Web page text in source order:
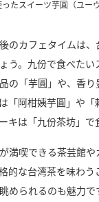
たスイーツ芋圓（ユーウ
のカフェタイムは、
う。九份で食べたい
の「芋圓」や、香
「阿柑姨芋圓」や
キは「九份茶坊」で
満喫できる茶芸館
的な台湾茶を味わう
められるのも魅力